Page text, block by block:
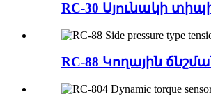
RC-30 Սյունակի
RC-88 Կողային